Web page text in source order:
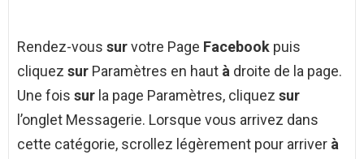
Rendez-vous survotre Page Facebook puis
cliquez sur Paramètres en haut à droite de la page.
Une fois sur la page Paramètres, cliquez sur
l’onglet Messagerie. Lorsque vous arrivez dans
cette catégorie, scrollez légèrement pour arriver à